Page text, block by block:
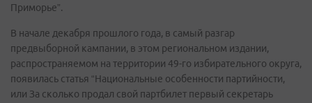
Приморье”.
В начале декабря прошлого года, в самый разгар
предвыборной кампании, в этом региональном издании,
распространяемом на территории 49-го избирательного округа,
появилась статья “Национальные особенности партийности,
или За сколько продал свой партбилет первый секретарь